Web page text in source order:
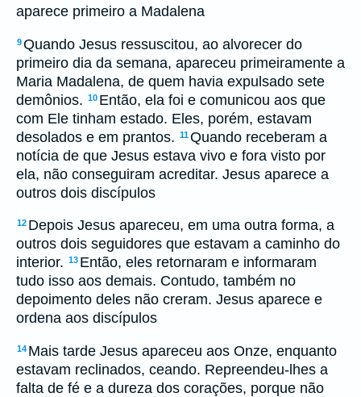
aparece primeiro a Madalena
9Quando Jesus ressuscitou, ao alvorecer do
primeiro dia da semana, apareceu primeiramente a
Maria Madalena, de quem havia expulsado sete
demônios. 10 Então, ela foi e comunicou aos que
com Ele tinham estado. Eles, porém, estavam
desolados e em prantos. 11Quando receberam a
notícia de que Jesus estava vivo e fora visto por
ela, não conseguiram acreditar. Jesus aparece a
outros dois discípulos
12 Depois Jesus apareceu, em uma outra forma, a
outros dois seguidores que estavam a caminho do
interior. 13 Então, eles retornaram e informaram
tudo isso aos demais. Contudo, também no
depoimento deles não creram. Jesus aparece e
ordena aos discípulos
14 Mais tarde Jesus apareceu aos Onze, enquanto
estavam reclinados, ceando. Repreendeu-lhes a
falta de fé e a dureza dos corações, porque não